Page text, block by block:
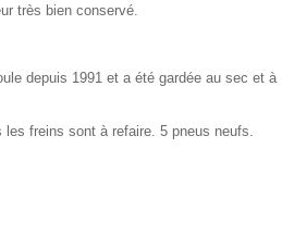
très bien conservé.
depuis 1991 et a été gardée au sec et à
freins sont à refaire. 5 pneus neufs.